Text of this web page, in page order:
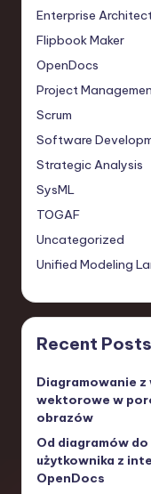
Enterprise
Flipbook Maker
OpenDocs
Project
Scrum
Software
Strategic Analysis
SysML
TOGAF
Uncategorized
Unified Modeling
Recent Posts
Diagramowanie
wektorowe w
obrazów
Od diagramów
użytkownika z
OpenDocs